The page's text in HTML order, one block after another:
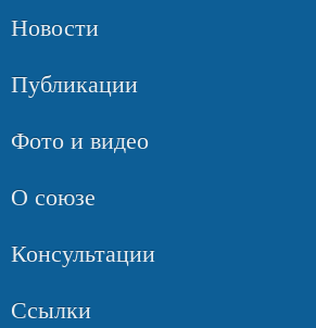
Новости
Публикации
Фото и видео
О союзе
Консультации
Ссылки